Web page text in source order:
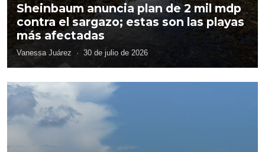
Sheinbaum anuncia plan de 2 mil mdp
contra el sargazo; estas son las playas
más afectadas
Vanessa Juárez · 30 de julio de 2026